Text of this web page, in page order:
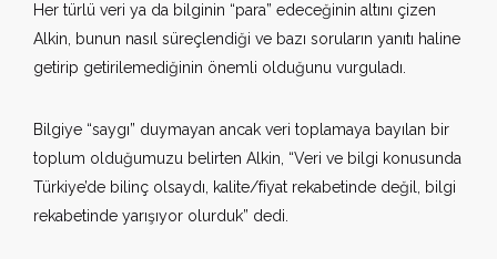
Her türlü veri ya da bilginin “para” edeceğinin altını çizen
Alkin, bunun nasıl süreçlendiği ve bazı soruların yanıtı haline
getirip getirilemediğinin önemli olduğunu vurguladı.
Bilgiye “saygı” duymayan ancak veri toplamaya bayılan bir
toplum olduğumuzu belirten Alkin, “Veri ve bilgi konusunda
Türkiye’de bilinç olsaydı, kalite/fiyat rekabetinde değil, bilgi
rekabetinde yarışıyor olurduk” dedi.